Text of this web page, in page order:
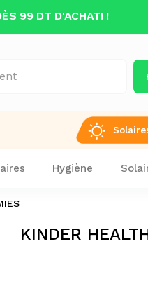
99 DT D'ACHAT! !
Hygiène
KINDER